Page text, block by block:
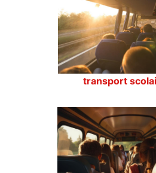
transport